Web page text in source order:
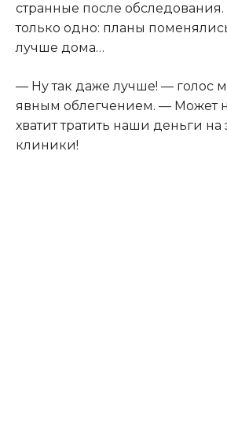
странные после
только одно: планы
лучше дома…
— Ну так даже лучше! — голос
явным облегчением. — Может
хватит тратить наши деньги
клиники!